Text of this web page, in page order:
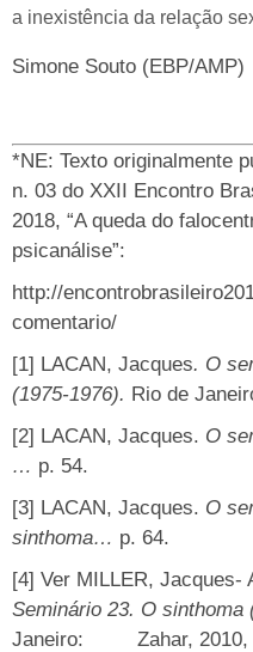
a inexistência da relação
Simone Souto (EBP/AMP)
*NE: Texto originalmente
n. 03 do XXII Encontro
2018, “A queda do
psicanálise”:
http://
comentario/
[1] LACAN, Jacques. O
(1975-1976). Rio de
[2] LACAN, Jacques. O
… p. 54.
[3] LACAN, Jacques. O
sinthoma… p. 64.
[4] Ver MILLER, Jacques-
Seminário 23. O sinthoma
Janeiro: Zahar, 2010,